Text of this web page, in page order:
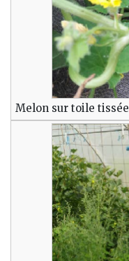
Melon sur toile tissée